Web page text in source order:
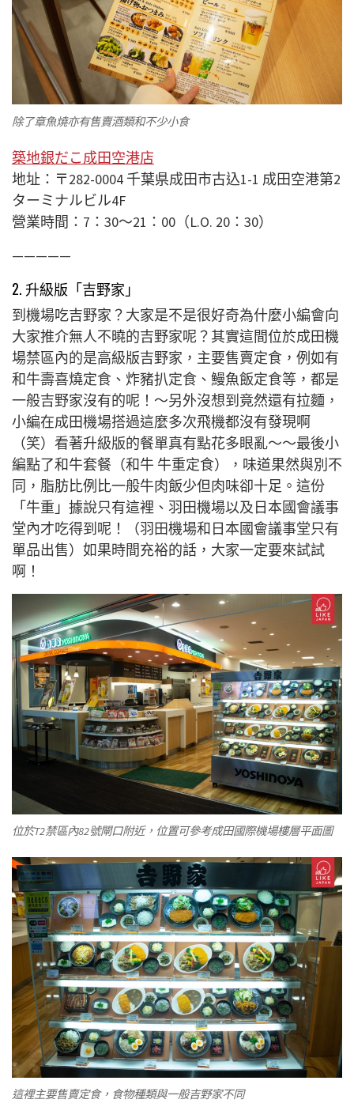
除了章魚燒亦有售賣酒類和不少小食
築地銀だこ成田空港店
地址：〒282-0004 千葉県成田市古込1-1 成田空港第2
ターミナルビル4F
營業時間：7：30～21：00（L.O. 20：30）
—————
2. 升級版「吉野家」
到機場吃吉野家？大家是不是很好奇為什麼小編會向
大家推介無人不曉的吉野家呢？其實這間位於成田機
場禁區內的是高級版吉野家，主要售賣定食，例如有
和牛壽喜燒定食、炸豬扒定食、鰻魚飯定食等，都是
一般吉野家沒有的呢！～另外沒想到竟然還有拉麵，
小編在成田機場搭過這麼多次飛機都沒有發現啊
（笑）看著升級版的餐單真有點花多眼亂～～最後小
編點了和牛套餐（和牛 牛重定食），味道果然與別不
同，脂肪比例比一般牛肉飯少但肉味卻十足。這份
「牛重」據說只有這裡、羽田機場以及日本國會議事
堂內才吃得到呢！（羽田機場和日本國會議事堂只有
單品出售）如果時間充裕的話，大家一定要來試試
啊！
位於T2禁區內82號閘口附近，位置可參考成田國際機場樓層平面圖
這裡主要售賣定食，食物種類與一般吉野家不同